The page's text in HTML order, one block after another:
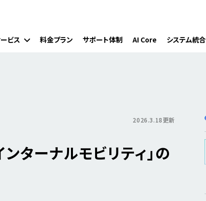
ビス 料金プラン サポート体制 AI Core システム統合
2026.3.18更新
ターナルモビリティ」の